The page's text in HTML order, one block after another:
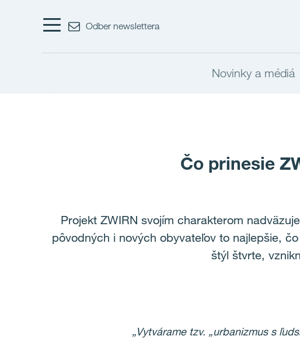
Odber newslettera
Novinky a médiá
Čo prinesie
Projekt ZWIRN svojím charakterom
pôvodných i nových obyvateľov to najlepšie,
štýl štvrte,
„Vytvárame tzv. „urbanizmus s